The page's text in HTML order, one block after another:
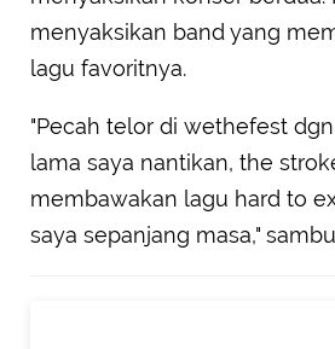
menyaksikan band yang
lagu favoritnya.
"Pecah telor di wethefest
lama saya nantikan, the
membawakan lagu hard to
saya sepanjang masa,"